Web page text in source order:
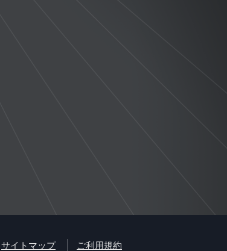
サイトマップ ご利用規約